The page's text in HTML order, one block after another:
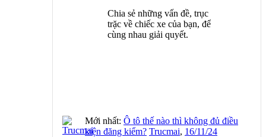
Chia sẻ những vấn đề, trục
trặc về chiếc xe của bạn, để
cùng nhau giải quyết.
Mới nhất: Ô tô thế nào thì không đủ điều
kiện đăng kiểm? Trucmai, 16/11/24